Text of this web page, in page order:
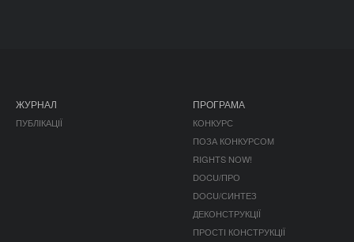
ЖУРНАЛ
ПУБЛІКАЦІЇ
ПРОГРАМА
КОНКУРС
ПОЗА КОНКУРСОМ
RIGHTS NOW!
DOCU/ПРО
DOCU/СИНТЕЗ
ДЕКОНСТРУКЦІЇ
ПРОСТІ КОНСТРУКЦІЇ